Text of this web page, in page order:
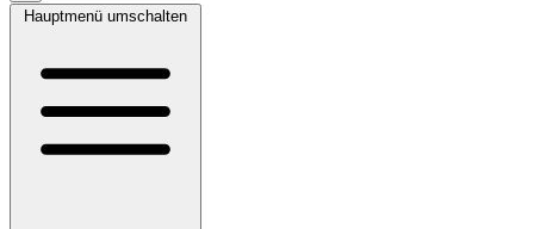
Hauptmenü umschalten